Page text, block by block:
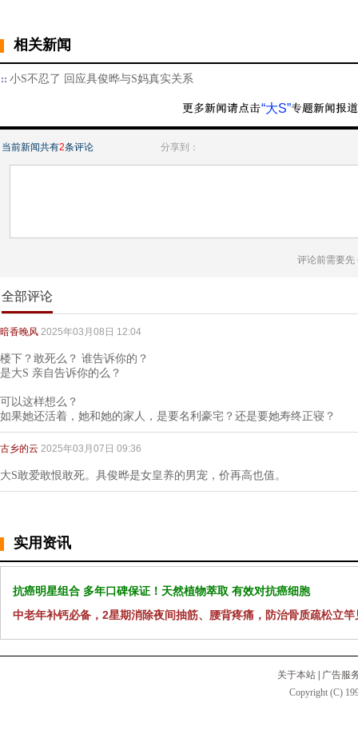
相关新闻
小S不忍了 回应具俊晔与S妈真实关系
“大S”
当前新闻共有2条评论 分享到：
评论前需要先
全部评论
暗香晚风 2025年03月08日 12:04
楼下？敢死么？ 谁告诉你的？
是大S 亲自告诉你的么？
可以这样想么？
如果她还活着，她和她的家人，是要名利豪宅？还是要她寿终正寝？
古乡的云 2025年03月07日 09:36
大S敢爱敢恨敢死。具俊晔是女皇养的男宠，价再高也值。
实用资讯
抗癌明星组合 多年口碑保证！天然植物萃取 有效对抗癌细胞
中老年补钙必备，2星期消除夜间抽筋、腰背疼痛，防治骨质疏松立竿
关于本站
广告服
Copyright (C)